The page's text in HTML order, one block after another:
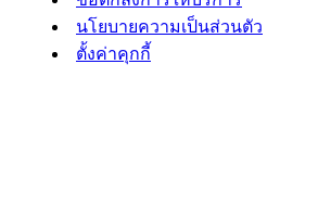
นโยบายความเป็นส่วนตัว
ตั้งค่าคุกกี้